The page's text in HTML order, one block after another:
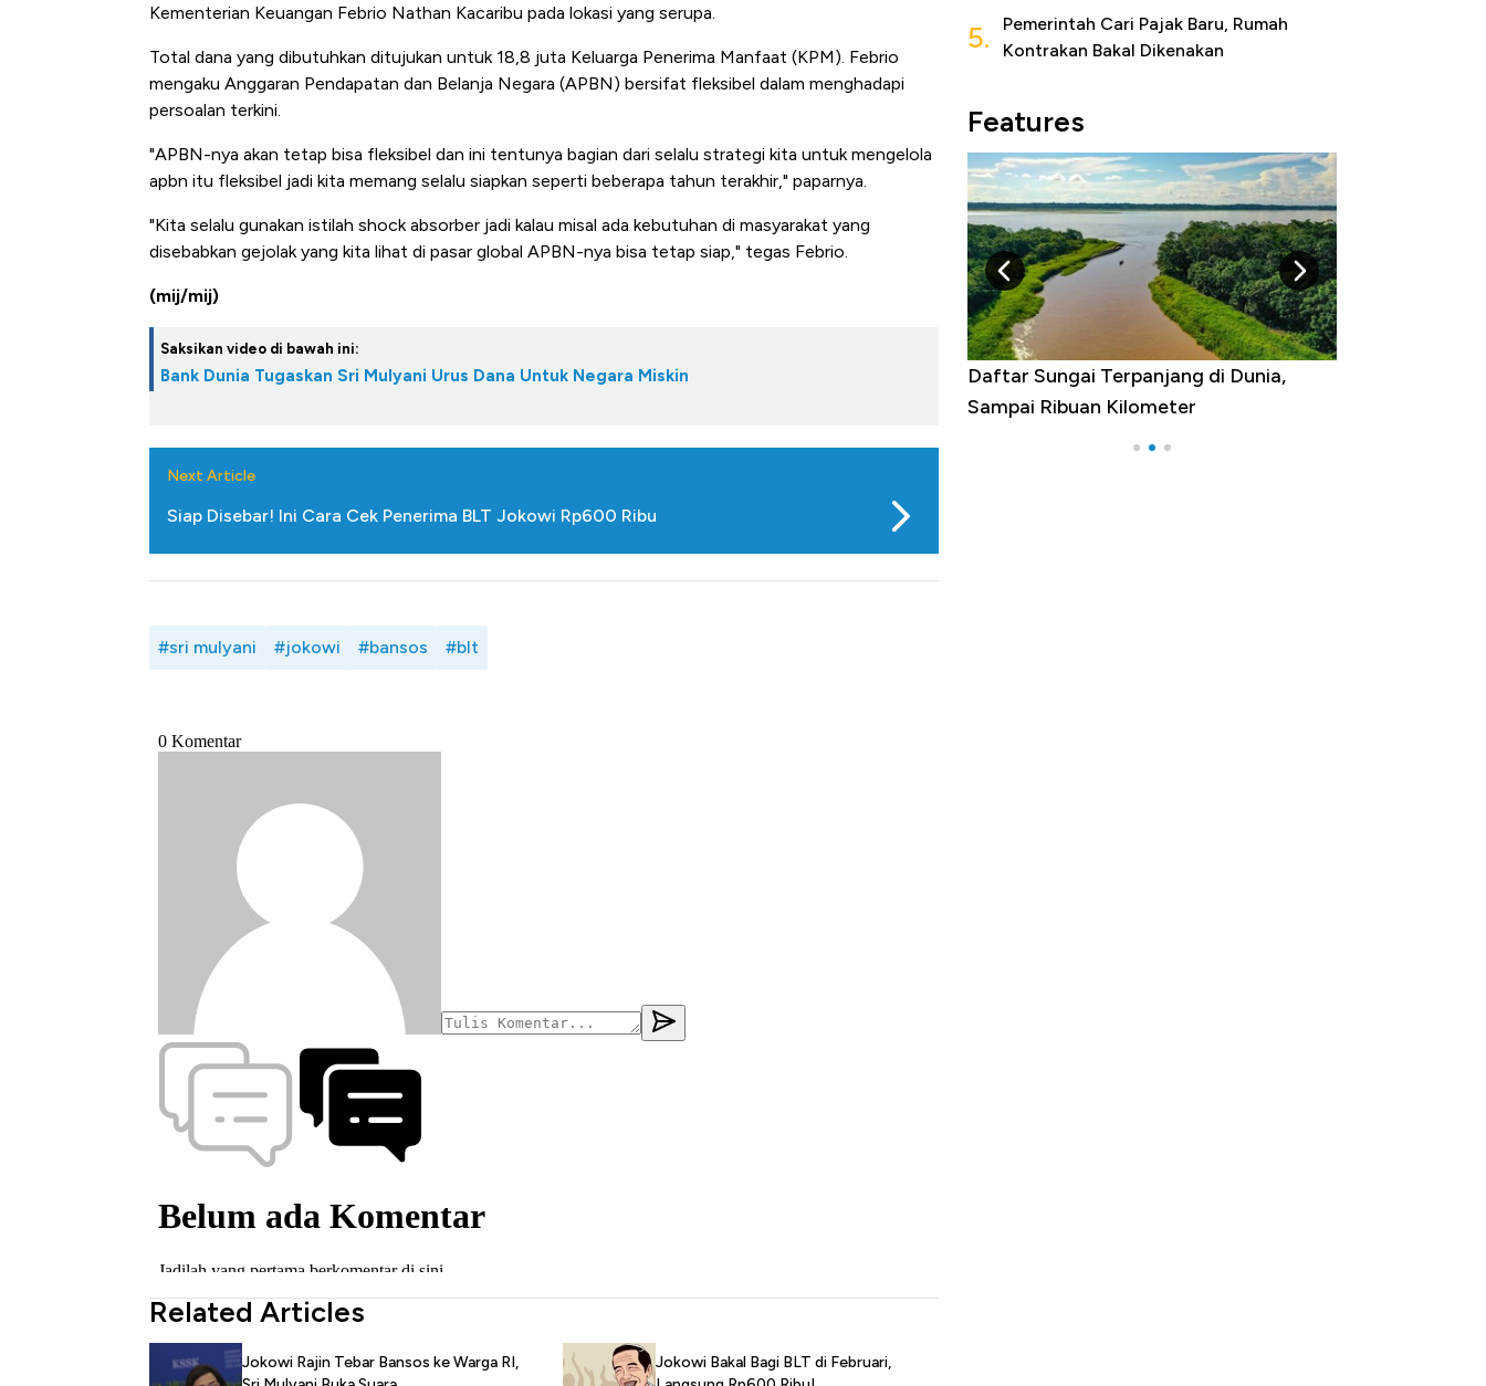
Kementerian Keuangan Febrio Nathan Kacaribu pada lokasi yang serupa.
Total dana yang dibutuhkan ditujukan untuk 18,8 juta Keluarga Penerima Manfaat (KPM). Febrio
mengaku Anggaran Pendapatan dan Belanja Negara (APBN) bersifat fleksibel dalam menghadapi
persoalan terkini.
"APBN-nya akan tetap bisa fleksibel dan ini tentunya bagian dari selalu strategi kita untuk mengelola
apbn itu fleksibel jadi kita memang selalu siapkan seperti beberapa tahun terakhir," paparnya.
"Kita selalu gunakan istilah shock absorber jadi kalau misal ada kebutuhan di masyarakat yang
disebabkan gejolak yang kita lihat di pasar global APBN-nya bisa tetap siap," tegas Febrio.
(mij/mij)
Saksikan video di bawah ini:
Bank Dunia Tugaskan Sri Mulyani Urus Dana Untuk Negara Miskin
Next Article
Siap Disebar! Ini Cara Cek Penerima BLT Jokowi Rp600 Ribu
#sri mulyani #jokowi #bansos #blt
Related Articles
Jokowi Rajin Tebar Bansos ke Warga RI,
Jokowi Bakal Bagi BLT di Februari,
5.
Pemerintah Cari Pajak Baru, Rumah
Kontrakan Bakal Dikenakan
Features
Begini Cara Korsel atasi Panas Tanpa AC
Daftar Sungai Terpanjang di Dunia,
Sampai Ribuan Kilometer